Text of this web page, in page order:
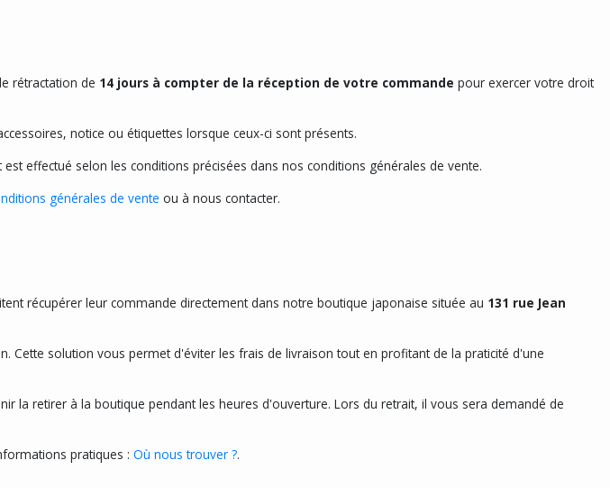
rétractation de 14 jours à compter de la réception de votre commande pour exercer votre droit
notice ou étiquettes lorsque ceux-ci sont présents.
effectué selon les conditions précisées dans nos conditions générales de vente.
générales de vente ou à nous contacter.
récupérer leur commande directement dans notre boutique japonaise située au 131 rue Jean
solution vous permet d'éviter les frais de livraison tout en profitant de la praticité d'une
la retirer à la boutique pendant les heures d'ouverture. Lors du retrait, il vous sera demandé de
pratiques : Où nous trouver ?.